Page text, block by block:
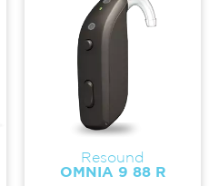
Resound
OMNIA 9 88 R